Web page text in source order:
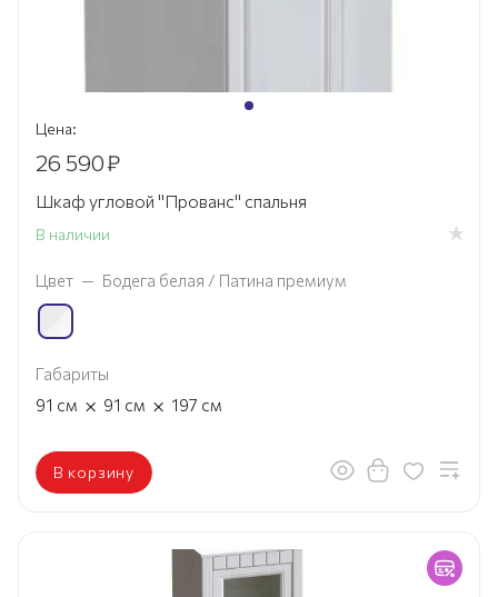
Цена:
26 590₽
Шкаф угловой "Прованс" спальня
В наличии
Цвет — Бодега белая / Патина премиум
Габариты
91 см × 91 см × 197 см
В корзину